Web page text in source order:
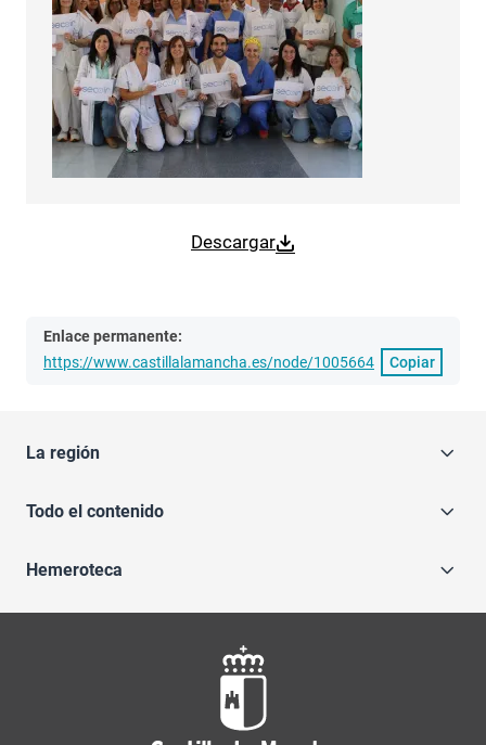
Descargar
Enlace permanente:
https://www.castillalamancha.es/node/1005664
Copiar
La región
Todo el contenido
Hemeroteca